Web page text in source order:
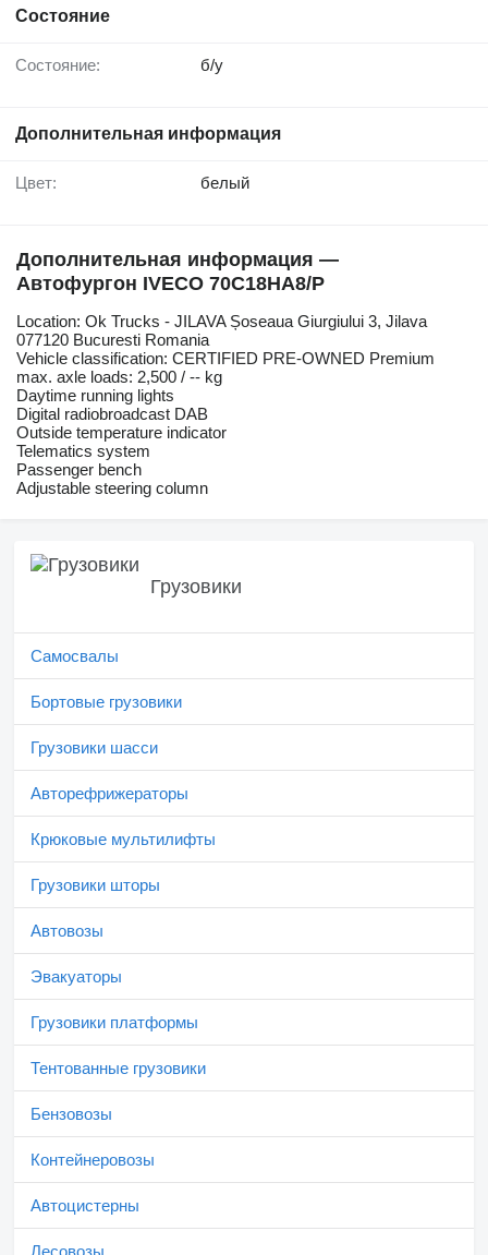
Состояние
Состояние: б/у
Дополнительная информация
Цвет: белый
Дополнительная информация —
Автофургон IVECO 70C18HA8/P
Location: Ok Trucks - JILAVA Șoseaua Giurgiului 3, Jilava
077120 Bucuresti Romania
Vehicle classification: CERTIFIED PRE-OWNED Premium
max. axle loads: 2,500 / -- kg
Daytime running lights
Digital radiobroadcast DAB
Outside temperature indicator
Telematics system
Passenger bench
Adjustable steering column
Грузовики
Самосвалы
Бортовые грузовики
Грузовики шасси
Авторефрижераторы
Крюковые мультилифты
Грузовики шторы
Автовозы
Эвакуаторы
Грузовики платформы
Тентованные грузовики
Бензовозы
Контейнеровозы
Автоцистерны